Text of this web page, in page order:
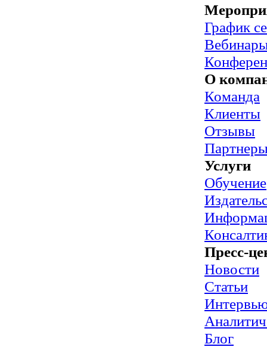
График
О
Команда
Клиенты
Отзывы
Услуги
Обучение
Пресс-
Новости
Статьи
Блог